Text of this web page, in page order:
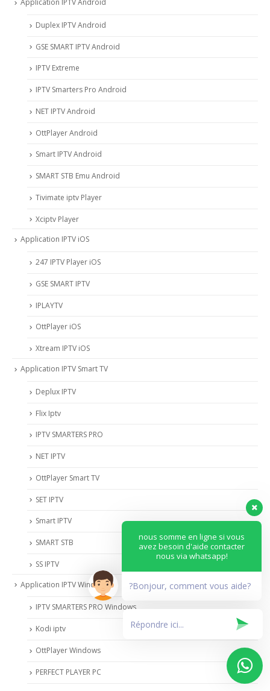
Application IPTV Android
Duplex IPTV Android
GSE SMART IPTV Android
IPTV Extreme
IPTV Smarters Pro Android
NET IPTV Android
OttPlayer Android
Smart IPTV Android
SMART STB Emu Android
Tivimate iptv Player
Xciptv Player
Application IPTV iOS
247 IPTV Player iOS
‎GSE SMART IPTV
IPLAYTV
OttPlayer iOS
Xtream IPTV iOS
Application IPTV Smart TV
Deplux IPTV
Flix Iptv
IPTV SMARTERS PRO
NET IPTV
OttPlayer Smart TV
SET IPTV
Smart IPTV
SMART STB
SS IPTV
Application IPTV Windows
IPTV SMARTERS PRO Windows
Kodi iptv
OttPlayer Windows
PERFECT PLAYER PC
nous somme en ligne si vous
avez besoin d'aide contacter
nous via whatsapp!
?Bonjour, comment vous aide?